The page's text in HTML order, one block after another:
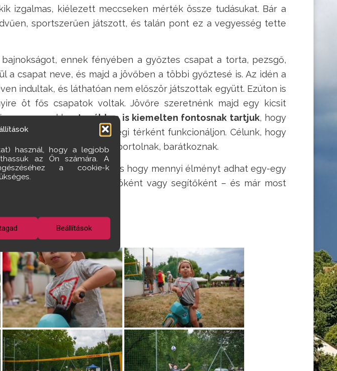
használ, hogy a legjobb
az Ön számára. A
a cookie-k
Beállítások
izgalmas, kiélezett meccseken mérték össze tudásukat. Bár a
sportszerűen játszott, és talán pont ez a vegyesség tette
ennek fényében a győztes csapat a torta, pezsgő,
a csapat neve, és majd a jövőben a többi győztesé is. Az idén a
indultak, és láthatóan nem először játszottak együtt. Ezúton is
öt fős csapatok voltak. Jövőre szeretnénk majd egy kicsit
– ugyanakkortovábbra is kiemelten fontosnak tartjuk, hogy
pálya egy valódi közösségi térként funkcionáljon. Célunk, hogy
szívesen mozognak, sportolnak, barátkoznak.
sporteseményekre , és hogy mennyi élményt adhat egy-egy
– játékosként, szurkolóként vagy segítőként – és már most